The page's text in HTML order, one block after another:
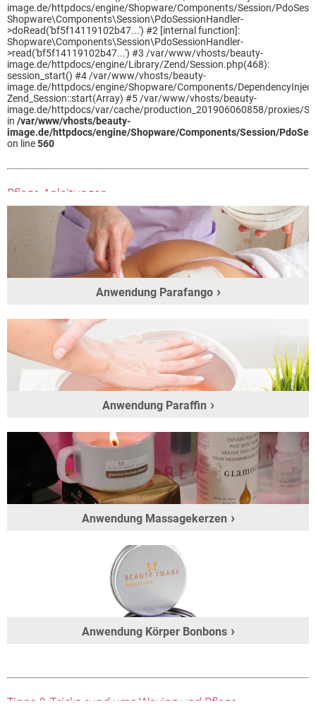
image.de/httpdocs/engine/Shopware/Components/Session/
Shopware\Components\Session\PdoSessionHandler-
>doRead('bf5f14119102b47...') #2 [internal function]:
Shopware\Components\Session\PdoSessionHandler-
>read('bf5f14119102b47...') #3 /var/www/vhosts/beauty-
image.de/httpdocs/engine/Library/Zend/Session.php(468):
session_start() #4 /var/www/vhosts/beauty-
image.de/httpdocs/engine/Shopware/Components/
Zend_Session::start(Array) #5 /var/www/vhosts/beauty-
image.de/httpdocs/var/cache/production_201906060858/proxies/
in /var/www/vhosts/beauty-
image.de/httpdocs/engine/Shopware/Components/Session/
on line560
Pflege-Anleitungen
Anwendung Parafango
Anwendung Paraffin
Anwendung Massagekerzen
Anwendung Körper Bonbons
Tipps & Tricks rund ums Waxing und Pflege